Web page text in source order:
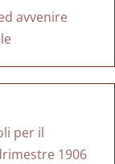
avvenire
per il
1906